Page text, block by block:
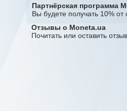
Партнёрская программа
Вы будете получать 10%
Отзывы о Moneta.ua
Почитать или оставить